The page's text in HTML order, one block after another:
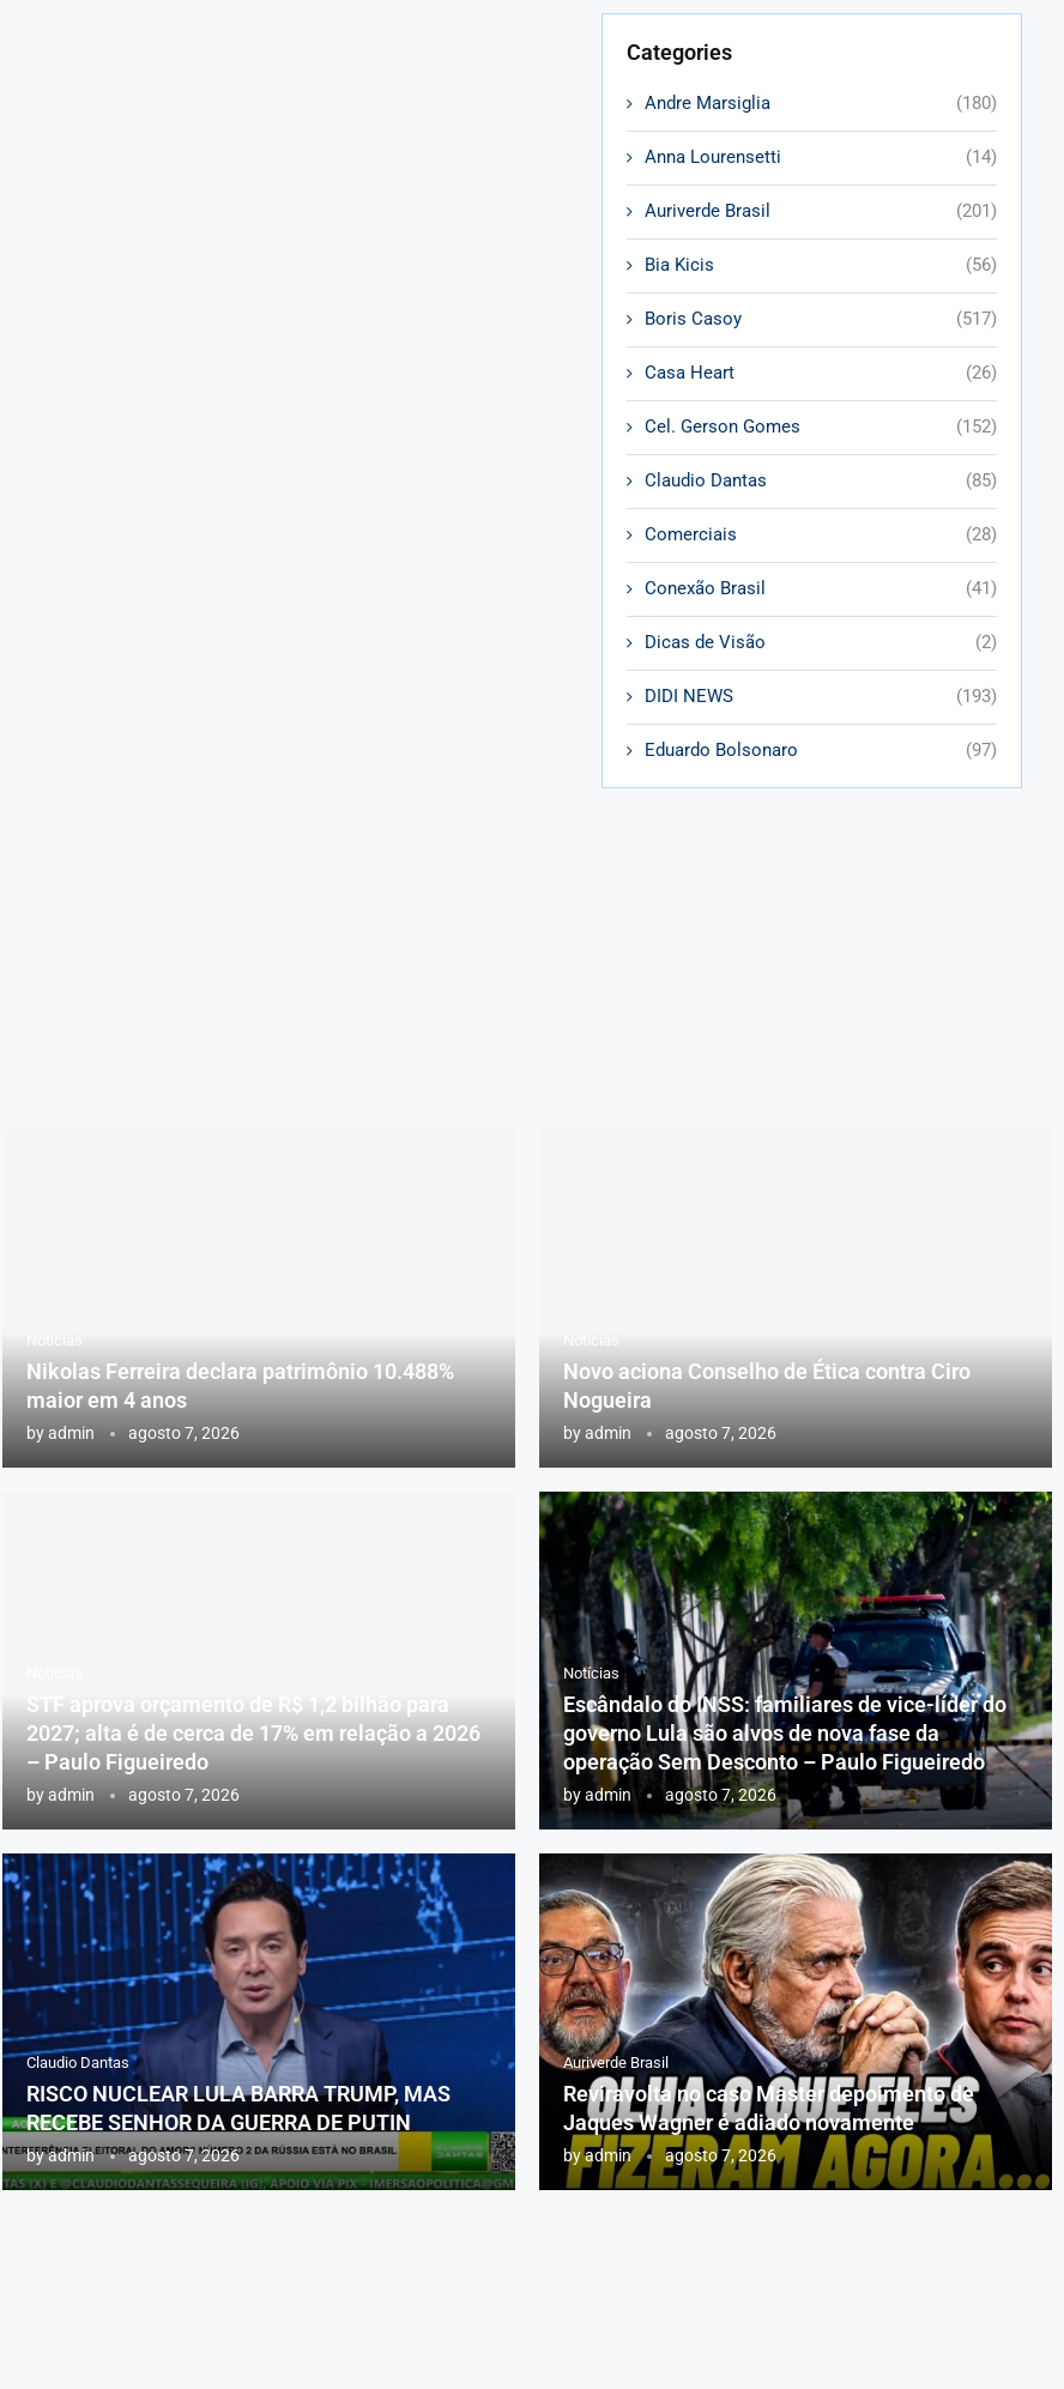
Categories
Andre Marsiglia (180)
Anna Lourensetti (14)
Auriverde Brasil (201)
Bia Kicis (56)
Boris Casoy (517)
Casa Heart (26)
Cel. Gerson Gomes (152)
Claudio Dantas (85)
Comerciais (28)
Conexão Brasil (41)
Dicas de Visão (2)
DIDI NEWS (193)
Eduardo Bolsonaro (97)
Notícias
Nikolas Ferreira declara patrimônio 10.488%
maior em 4 anos
byadmin agosto 7, 2026
Notícias
Novo aciona Conselho de Ética contra Ciro
Nogueira
byadmin agosto 7, 2026
STF aprova orçamento de R$ 1,2 bilhão para
2027; alta é de cerca de 17% em relação a 2026
– Paulo Figueiredo
byadmin agosto 7, 2026
Notícias
Escândalo do INSS: familiares de vice-líder do
governo Lula são alvos de nova fase da
operação Sem Desconto – Paulo Figueiredo
byadmin agosto 7, 2026
Claudio Dantas
RISCO NUCLEAR LULA BARRA TRUMP, MAS
RECEBE SENHOR DA GUERRA DE PUTIN
byadmin agosto 7, 2026
Auriverde Brasil
Reviravolta no caso Master depoimento de
Jaques Wagner é adiado novamente
byadmin agosto 7, 2026